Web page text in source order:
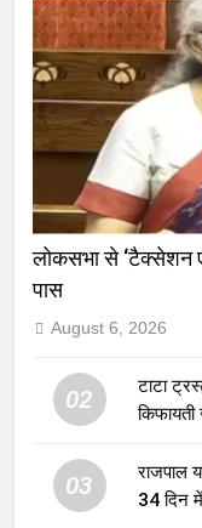
लोकसभा से ‘टैक्सेशन
पास
August 6, 2026
02
टाटा
03
राजपाल
34 दिन